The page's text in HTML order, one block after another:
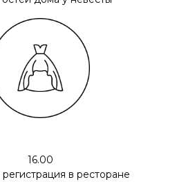
16.00
в ресторане